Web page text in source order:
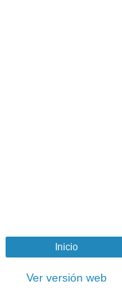
Inicio
Ver versión web